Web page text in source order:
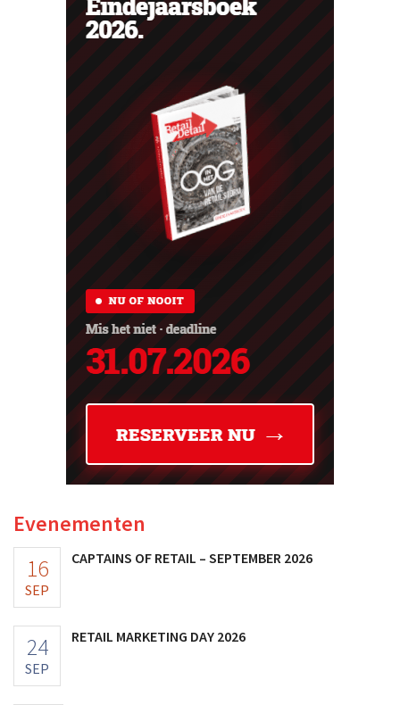
Evenementen
16
SEP
CAPTAINS OF RETAIL – SEPTEMBER 2026
24
SEP
RETAIL MARKETING DAY 2026